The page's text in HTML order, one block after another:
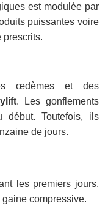
est modulée par
puissantes voire
prescrits.
œdèmes et des
. Les gonflements
début. Toutefois, ils
de jours.
les premiers jours.
gaine compressive.